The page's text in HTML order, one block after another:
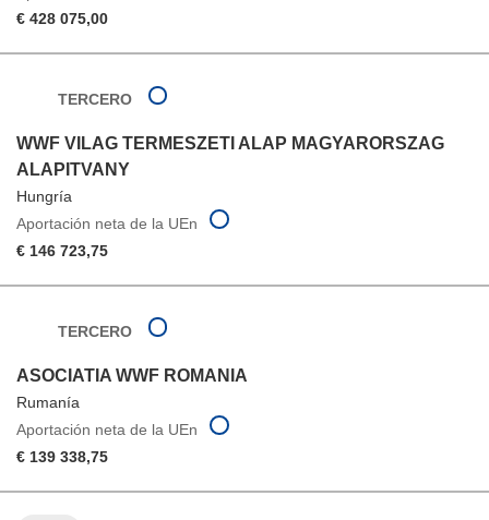
€ 428 075,00
TERCERO
WWF VILAG TERMESZETI ALAP MAGYARORSZAG
ALAPITVANY
Hungría
Aportación neta de la UEn
€ 146 723,75
TERCERO
ASOCIATIA WWF ROMANIA
Rumanía
Aportación neta de la UEn
€ 139 338,75